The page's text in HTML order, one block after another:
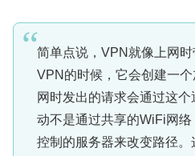
简单点说，VPN就像上网
VPN的时候，它会创建一
网时发出的请求会通过这
动不是通过共享的WiFi网
控制的服务器来改变路径